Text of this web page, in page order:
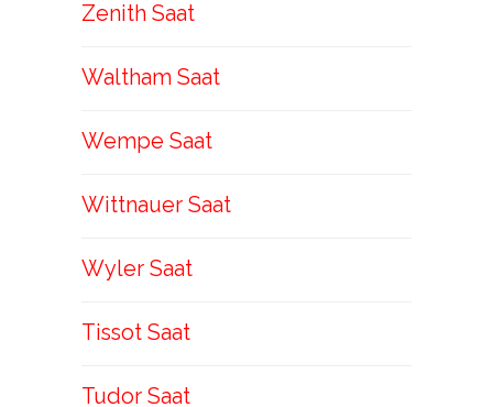
Zenith Saat
Waltham Saat
Wempe Saat
Wittnauer Saat
Wyler Saat
Tissot Saat
Tudor Saat